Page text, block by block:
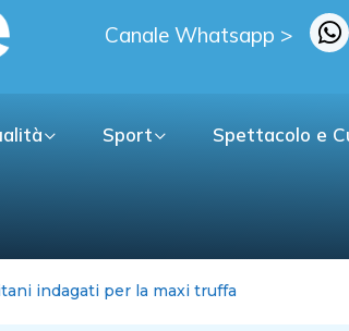
Canale Whatsapp >
Sport Spettacolo e
faccia di piu’